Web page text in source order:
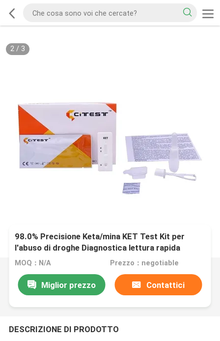
2/ 3
98.0% Precisione Keta/mina KET Test Kit per
l'abuso di droghe Diagnostica lettura rapida
MOQ：N/A Prezzo：negotiable
Miglior prezzo Contattici
DESCRIZIONE DI PRODOTTO